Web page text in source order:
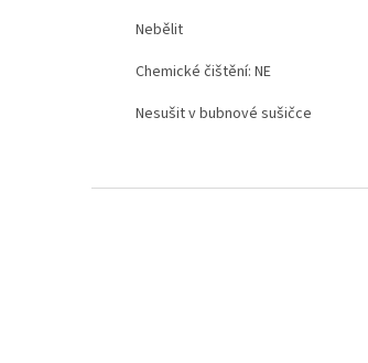
Nebělit
Chemické čištění: NE
Nesušit v bubnové sušičce